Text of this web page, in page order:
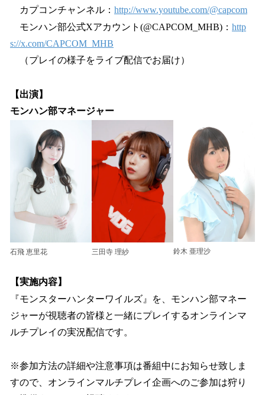
カプコンチャンネル： http://www.youtube.com/@capcom
モンハン部公式Xアカウント(@CAPCOM_MHB)： http
s://x.com/CAPCOM_MHB
（プレイの様子をライブ配信でお届け）
【出演】
モンハン部マネージャー
石飛 恵里花 三田寺 理紗 鈴木 亜理沙
【実施内容】
『モンスターハンターワイルズ』を、モンハン部マネー
ジャーが視聴者の皆様と一緒にプレイするオンラインマ
ルチプレイの実況配信です。
※参加方法の詳細や注意事項は番組中にお知らせ致しま
すので、オンラインマルチプレイ企画へのご参加は狩り